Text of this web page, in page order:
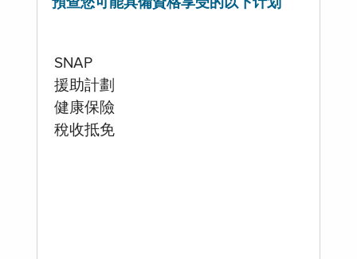
預查您可能具備資格享受的以下计划
SNAP
援助計劃
健康保險
稅收抵免